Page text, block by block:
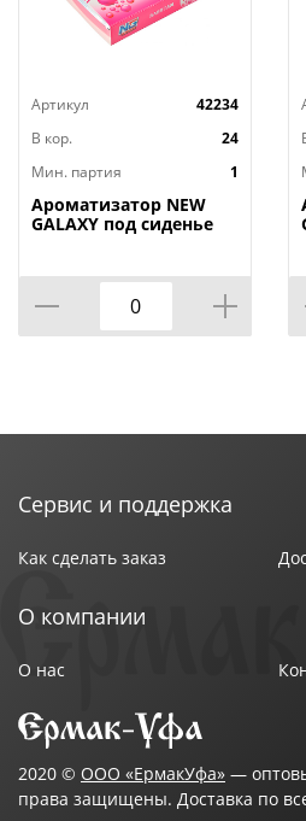
Страна производства : Китай
Артикул
42234
В кор.
24
Мин. партия
1
Ароматизатор NEW
GALAXY под сиденье
Сервис и поддержка
Как сделать заказ
О компании
О нас
2020 © ООО «ЕрмакУфа» —
права защищены. Доставка по